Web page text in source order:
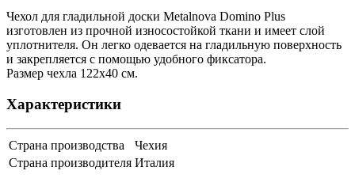
Чехол для гладильной доски Metalnova Domino Plus
изготовлен из прочной износостойкой ткани и имеет слой
уплотнителя. Он легко одевается на гладильную поверхность
и закрепляется с помощью удобного фиксатора.
Размер чехла 122х40 см.
Характеристики
Страна производства
Чехия
Страна производителя Италия